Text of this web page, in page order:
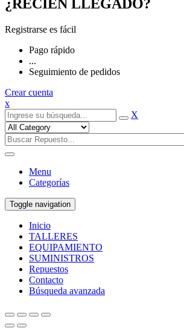
¿RECIÉN LLEGADO?
Registrarse es fácil
Pago rápido
...
Seguimiento de pedidos
Crear cuenta
x
X
Menu
Categorías
Toggle navigation
Inicio
TALLERES
EQUIPAMIENTO
SUMINISTROS
Repuestos
Contacto
Búsqueda avanzada